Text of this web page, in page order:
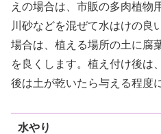
えの場合は、市販の多肉植物
川砂などを混ぜて水はけの良
場合は、植える場所の土に腐
を良くします。植え付け後は
後は土が乾いたら与える程度
水やり